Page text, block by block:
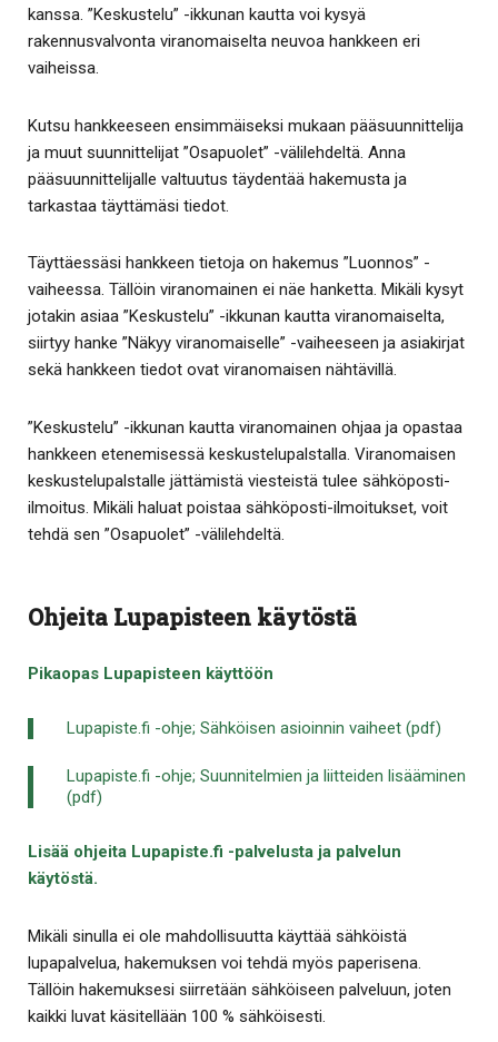
kanssa. ”Keskustelu” -ikkunan kautta voi kysyä
rakennusvalvonta viranomaiselta neuvoa hankkeen eri
vaiheissa.
Kutsu hankkeeseen ensimmäiseksi mukaan pääsuunnittelija
ja muut suunnittelijat ”Osapuolet” -välilehdeltä. Anna
pääsuunnittelijalle valtuutus täydentää hakemusta ja
tarkastaa täyttämäsi tiedot.
Täyttäessäsi hankkeen tietoja on hakemus ”Luonnos” -
vaiheessa. Tällöin viranomainen ei näe hanketta. Mikäli kysyt
jotakin asiaa ”Keskustelu” -ikkunan kautta viranomaiselta,
siirtyy hanke ”Näkyy viranomaiselle” -vaiheeseen ja asiakirjat
sekä hankkeen tiedot ovat viranomaisen nähtävillä.
”Keskustelu” -ikkunan kautta viranomainen ohjaa ja opastaa
hankkeen etenemisessä keskustelupalstalla. Viranomaisen
keskustelupalstalle jättämistä viesteistä tulee sähköposti-
ilmoitus. Mikäli haluat poistaa sähköposti-ilmoitukset, voit
tehdä sen ”Osapuolet” -välilehdeltä.
Ohjeita Lupapisteen käytöstä
Pikaopas Lupapisteen käyttöön
Lupapiste.fi -ohje; Sähköisen asioinnin vaiheet (pdf)
Lupapiste.fi -ohje; Suunnitelmien ja liitteiden lisääminen
(pdf)
Lisää ohjeita Lupapiste.fi -palvelusta ja palvelun
käytöstä.
Mikäli sinulla ei ole mahdollisuutta käyttää sähköistä
lupapalvelua, hakemuksen voi tehdä myös paperisena.
Tällöin hakemuksesi siirretään sähköiseen palveluun, joten
kaikki luvat käsitellään 100 % sähköisesti.